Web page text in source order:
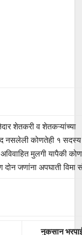
शेतकरी व शेतकऱ्यांच्या
नसलेली कोणतेही १
मुलगी यापैकी
जणांना अपघाती विमा
नुकसान